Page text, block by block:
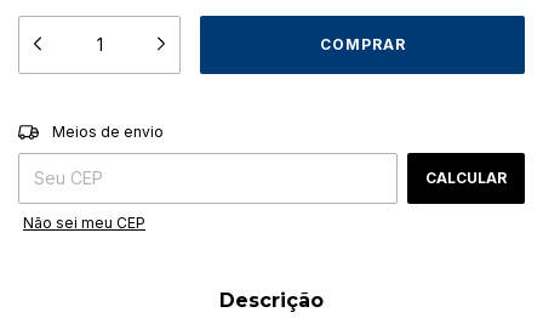
Entregas para o CEP:
Meios de envio
CALCULAR
Não sei meu CEP
Descrição